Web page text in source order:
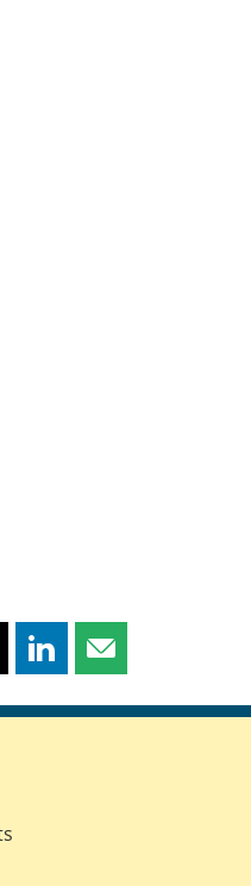
Partager
page
Partager
page